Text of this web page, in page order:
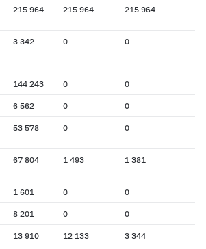
215 964 215 964 215 964
3 342 0 0
144 243 0 0
6 562 0 0
53 578 0 0
67 804 1 493 1 381
1 601 0 0
8 201 0 0
13 910 12 133 3 344